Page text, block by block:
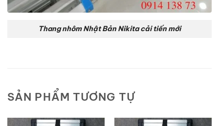
Thang nhôm Nhật Bản Nikita cải tiến mới
SẢN PHẨM TƯƠNG TỰ